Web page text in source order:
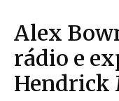
Alex
rádio e
Hendrick